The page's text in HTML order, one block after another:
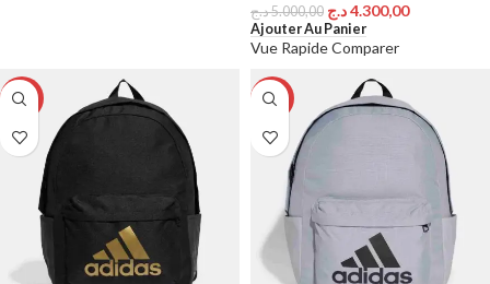
5.000,00د.ج 4.300,00د.ج
Ajouter Au Panier
Vue RapideComparer
-14% -14%